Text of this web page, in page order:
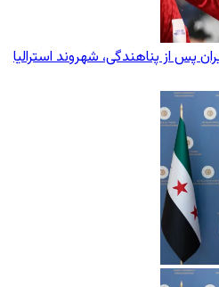
پس از پناهندگی، شهروند استرالیا